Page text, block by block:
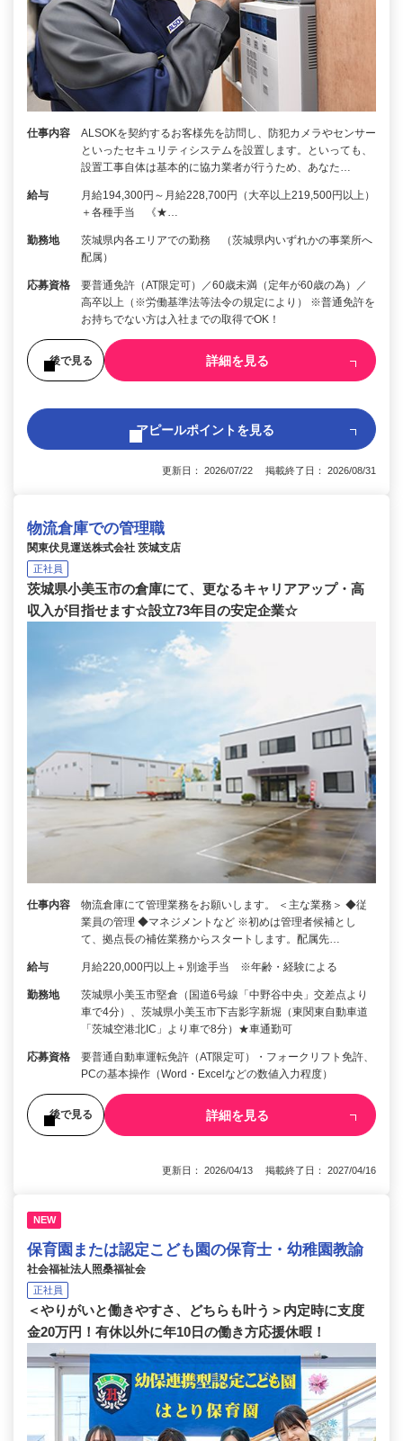
仕事内容
ALSOKを契約するお客様先を訪問し、防犯カメラやセンサー
といったセキュリティシステムを設置します。といっても、
設置工事自体は基本的に協力業者が行うため、あなた…
給与
月給194,300円～月給228,700円（大卒以上219,500円以上）
＋各種手当 《★…
勤務地
茨城県内各エリアでの勤務 （茨城県内いずれかの事業所へ
配属）
応募資格
要普通免許（AT限定可）／60歳未満（定年が60歳の為）／
高卒以上（※労働基準法等法令の規定により） ※普通免許を
お持ちでない方は入社までの取得でOK！
後で見る 詳細を見る
アピールポイントを見る
更新日： 2026/07/22 掲載終了日： 2026/08/31
物流倉庫での管理職
関東伏見運送株式会社 茨城支店
正社員
茨城県小美玉市の倉庫にて、更なるキャリアアップ・高
収入が目指せます☆設立73年目の安定企業☆
仕事内容
物流倉庫にて管理業務をお願いします。 ＜主な業務＞ ◆従
業員の管理 ◆マネジメントなど ※初めは管理者候補とし
て、拠点長の補佐業務からスタートします。配属先…
給与 月給220,000円以上＋別途手当 ※年齢・経験による
勤務地
茨城県小美玉市堅倉（国道6号線「中野谷中央」交差点より
車で4分）、茨城県小美玉市下吉影字新堀（東関東自動車道
「茨城空港北IC」より車で8分）★車通勤可
応募資格
要普通自動車運転免許（AT限定可）・フォークリフト免許、
PCの基本操作（Word・Excelなどの数値入力程度）
後で見る 詳細を見る
更新日： 2026/04/13 掲載終了日： 2027/04/16
NEW
保育園または認定こども園の保育士・幼稚園教諭
社会福祉法人照桑福祉会
正社員
＜やりがいと働きやすさ、どちらも叶う＞内定時に支度
金20万円！有休以外に年10日の働き方応援休暇！